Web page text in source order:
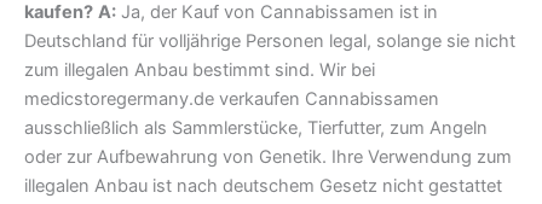
kaufen? A: Ja, der Kauf von Cannabissamen ist in
Deutschland für volljährige Personen legal, solange sie nicht
zum illegalen Anbau bestimmt sind. Wir bei
medicstoregermany.de verkaufen Cannabissamen
ausschließlich als Sammlerstücke, Tierfutter, zum Angeln
oder zur Aufbewahrung von Genetik. Ihre Verwendung zum
illegalen Anbau ist nach deutschem Gesetz nicht gestattet